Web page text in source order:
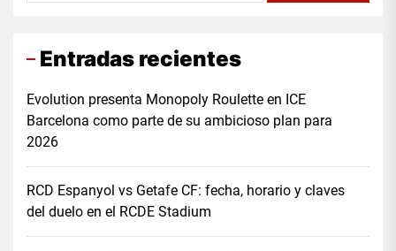
Entradas recientes
Evolution presenta Monopoly Roulette en ICE
Barcelona como parte de su ambicioso plan para
2026
RCD Espanyol vs Getafe CF: fecha, horario y claves
del duelo en el RCDE Stadium